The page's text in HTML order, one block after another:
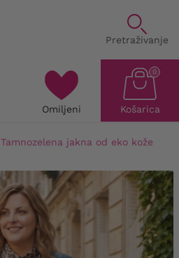
Pretraživanje
Omiljeni Košarica
0
Tamnozelena jakna od eko kože